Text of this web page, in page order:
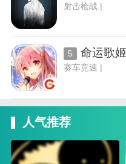
射击枪战 |
5 命运歌姬
赛车竞速 |
人气推荐